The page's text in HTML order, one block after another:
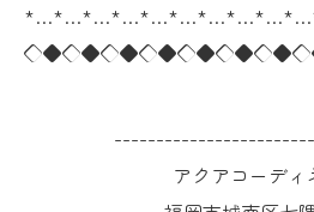
アクアコーディ